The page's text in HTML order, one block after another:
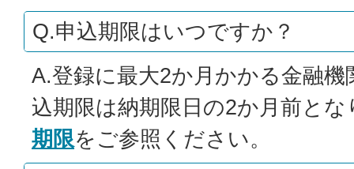
Q.申込期限はいつですか？
A.登録に最大2か月かかる金融
込期限は納期限日の2か月前とな
期限をご参照ください。